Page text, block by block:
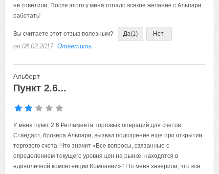
не ответили. После этого у меня отпало всякое желание с Альпари
работать!
Вы считаете этот отзыв полезным? Да(1) Нет
on 08.02.2017 Ответить
Альберт
Пункт 2.6...
У меня пункт 2.6 Регламента торговых операций для счетов
Стандарт, брокера Альпари, вызвал подозрение еще при открытии
торгового счета. Что значит «Все вопросы, связанные с
определением текущего уровня цен на рынке, находятся в
единоличной компетенции Компании»? Но меня заверили, что все